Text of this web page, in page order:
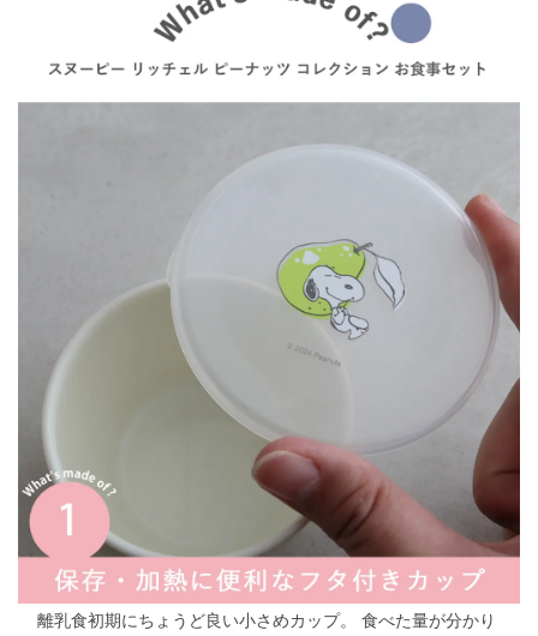
離乳食初期にちょうど良い小さめカップ。
食べた量が分かり